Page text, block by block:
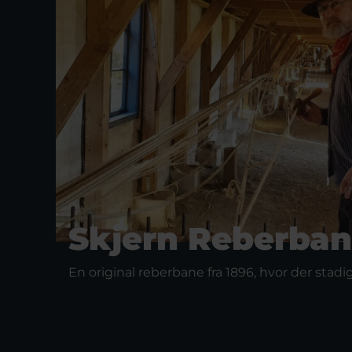
Skjern
En original reberbane fra 1896, hvor der